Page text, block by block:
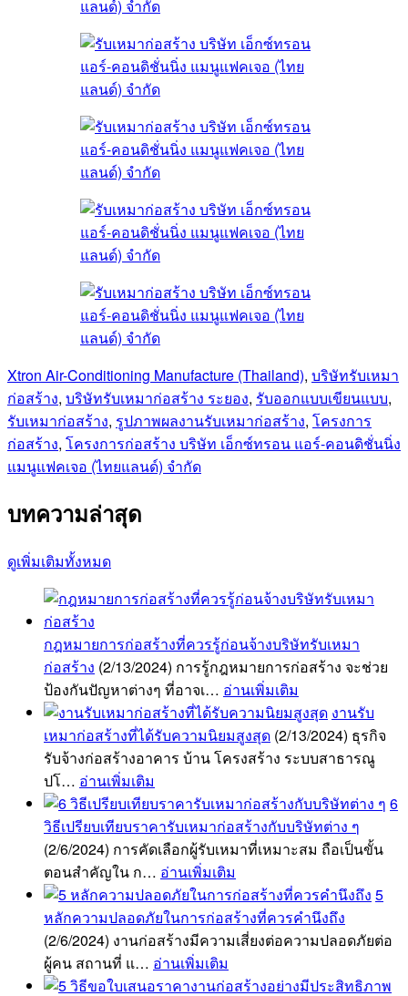
Xtron Air-Conditioning Manufacture (Thailand), บริษัทรับเหมา
ก่อสร้าง, บริษัทรับเหมาก่อสร้าง ระยอง, รับออกแบบเขียนแบบ,
รับเหมาก่อสร้าง, รูปภาพผลงานรับเหมาก่อสร้าง, โครงการ
ก่อสร้าง, โครงการก่อสร้าง บริษัท เอ็กซ์ทรอน แอร์-คอนดิชั่นนิ่ง
แมนูแฟคเจอ (ไทยแลนด์) จำกัด
บทความล่าสุด
ดูเพิ่มเติมทั้งหมด
กฎหมายการก่อสร้างที่ควรรู้ก่อนจ้างบริษัทรับเหมา
ก่อสร้าง (2/13/2024) การรู้กฎหมายการก่อสร้าง จะช่วย
ป้องกันปัญหาต่างๆ ที่อาจเ… อ่านเพิ่มเติม
งานรับ
เหมาก่อสร้างที่ได้รับความนิยมสูงสุด (2/13/2024) ธุรกิจ
รับจ้างก่อสร้างอาคาร บ้าน โครงสร้าง ระบบสาธารณู
ปโ… อ่านเพิ่มเติม
6
วิธีเปรียบเทียบราคารับเหมาก่อสร้างกับบริษัทต่าง ๆ
(2/6/2024) การคัดเลือกผู้รับเหมาที่เหมาะสม ถือเป็นขั้น
ตอนสำคัญใน ก… อ่านเพิ่มเติม
5
หลักความปลอดภัยในการก่อสร้างที่ควรคำนึงถึง
(2/6/2024) งานก่อสร้างมีความเสี่ยงต่อความปลอดภัยต่อ
ผู้คน สถานที่ แ… อ่านเพิ่มเติม